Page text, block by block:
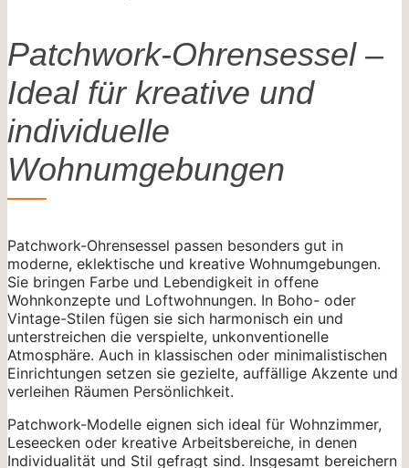
Patchwork-Ohrensessel –
Ideal für kreative und
individuelle
Wohnumgebungen
Patchwork-Ohrensessel passen besonders gut in
moderne, eklektische und kreative Wohnumgebungen.
Sie bringen Farbe und Lebendigkeit in offene
Wohnkonzepte und Loftwohnungen. In Boho- oder
Vintage-Stilen fügen sie sich harmonisch ein und
unterstreichen die verspielte, unkonventionelle
Atmosphäre. Auch in klassischen oder minimalistischen
Einrichtungen setzen sie gezielte, auffällige Akzente und
verleihen Räumen Persönlichkeit.
Patchwork-Modelle eignen sich ideal für Wohnzimmer,
Leseecken oder kreative Arbeitsbereiche, in denen
Individualität und Stil gefragt sind. Insgesamt bereichern